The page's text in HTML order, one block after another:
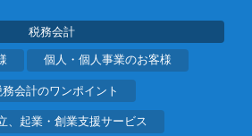
税務会計
個人・個人事業のお客様
務会計のワンポイント
、起業・創業支援サービス